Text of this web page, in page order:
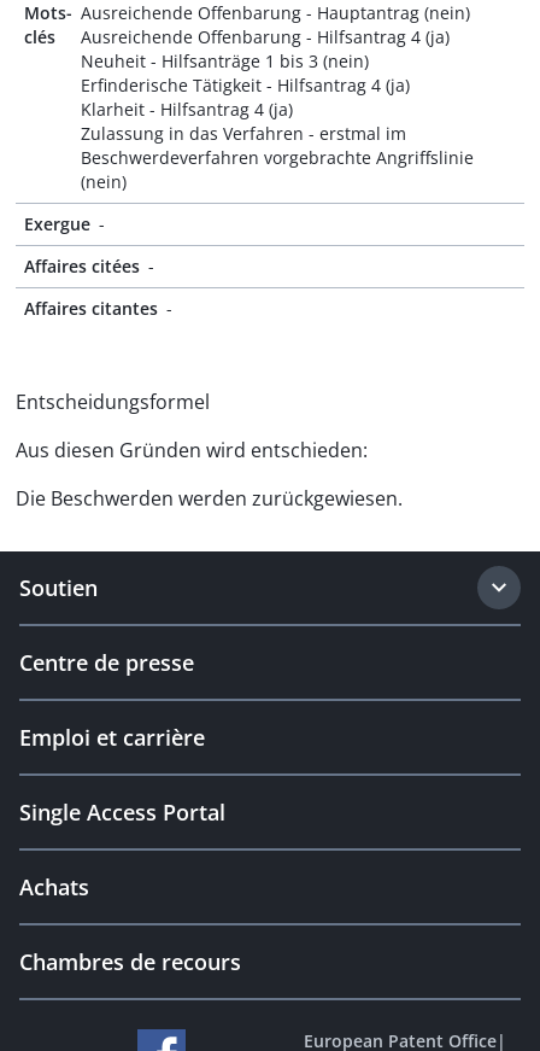
Mots-
clés
Ausreichende Offenbarung - Hauptantrag (nein)
Ausreichende Offenbarung - Hilfsantrag 4 (ja)
Neuheit - Hilfsanträge 1 bis 3 (nein)
Erfinderische Tätigkeit - Hilfsantrag 4 (ja)
Klarheit - Hilfsantrag 4 (ja)
Zulassung in das Verfahren - erstmal im
Beschwerdeverfahren vorgebrachte Angriffslinie
(nein)
Exergue -
Affaires citées -
Affaires citantes -
Entscheidungsformel
Aus diesen Gründen wird entschieden:
Die Beschwerden werden zurückgewiesen.
Soutien
Centre de presse
Emploi et carrière
Single Access Portal
Achats
Chambres de recours
European Patent Office|